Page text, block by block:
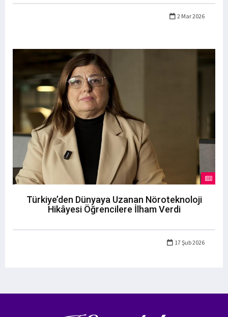
2 Mar 2026
Türkiye’den Dünyaya Uzanan Nöroteknoloji
Hikâyesi Öğrencilere İlham Verdi
17 Şub 2026